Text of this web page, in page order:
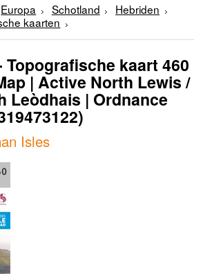
Europa Schotland
Hebriden
kaarten
Topografische kaart 460
| Active North Lewis /
Leòdhais | Ordnance
Isles